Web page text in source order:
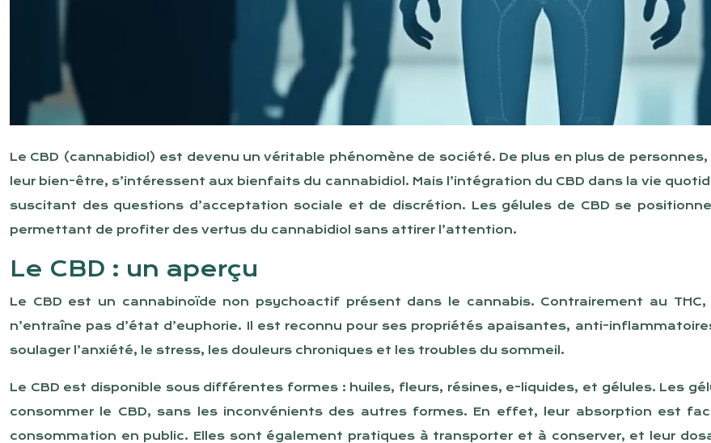
Le CBD (cannabidiol) est devenu un véritable phénomène de société. De plus en plus de
leur bien-être, s’intéressent aux bienfaits du cannabidiol. Mais l’intégration du CBD dans la vie
suscitant des questions d’acceptation sociale et de discrétion. Les gélules de CBD se
permettant de profiter des vertus du cannabidiol sans attirer l’attention.
Le CBD : un aperçu
Le CBD est un cannabinoïde non psychoactif présent dans le cannabis. Contrairement au
n’entraîne pas d’état d’euphorie. Il est reconnu pour ses propriétés apaisantes, anti-
soulager l’anxiété, le stress, les douleurs chroniques et les troubles du sommeil.
Le CBD est disponible sous différentes formes : huiles, fleurs, résines, e-liquides, et gélules. Les
consommer le CBD, sans les inconvénients des autres formes. En effet, leur absorption est
consommation en public. Elles sont également pratiques à transporter et à conserver, et leur